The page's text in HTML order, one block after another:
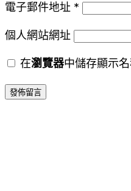
電子郵件地址 *
個人網站網址
在瀏覽器中儲存顯示